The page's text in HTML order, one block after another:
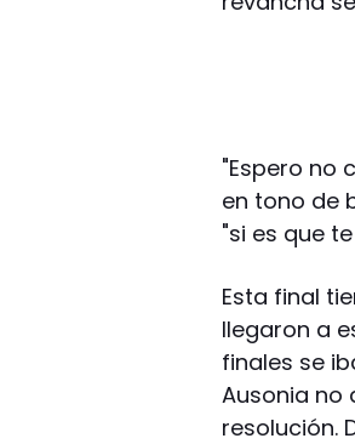
"Espero no
en tono de
"si es que
Esta final
llegaron a
finales se
Ausonia no
resolución.